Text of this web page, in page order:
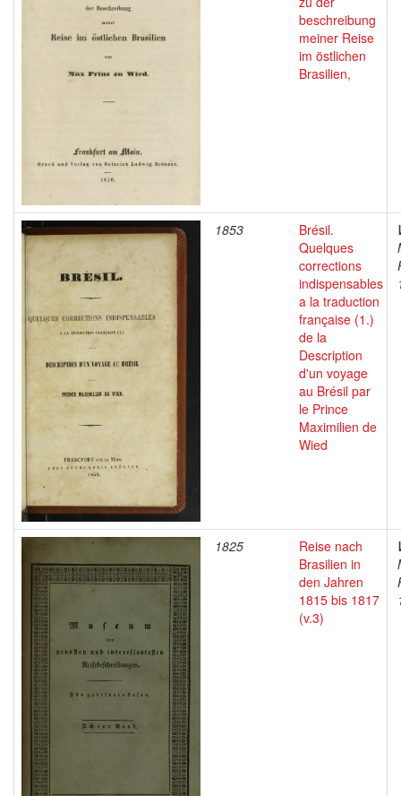
beschreibung
meiner Reise
im östlichen
Brasilien,
1853
Brésil.
Quelques
corrections
indispensables
a la traduction
française (1.)
de la
Description
d'un voyage
au Brésil par
le Prince
Maximilien de
Wied
1825
Reise nach
Brasilien in
den Jahren
1815 bis 1817
(v.3)